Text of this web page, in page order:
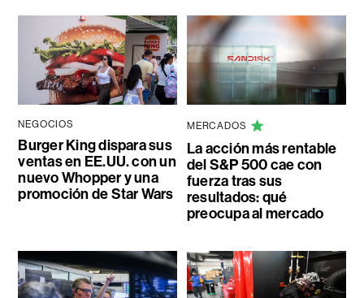
NEGOCIOS
Burger King dispara sus
ventas en EE.UU. con un
nuevo Whopper y una
promoción de Star Wars
MERCADOS
La acción más rentable
del S&P 500 cae con
fuerza tras sus
resultados: qué
preocupa al mercado